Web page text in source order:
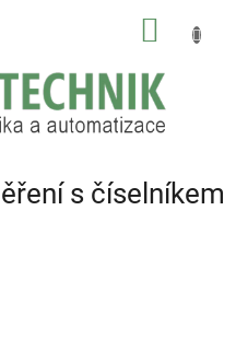
s číselníkem